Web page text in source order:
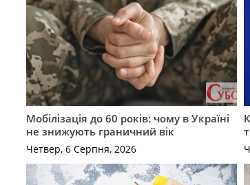
Мобілізація до 60 років: чому в Україні
не знижують граничний вік
Четвер, 6 Серпня, 2026